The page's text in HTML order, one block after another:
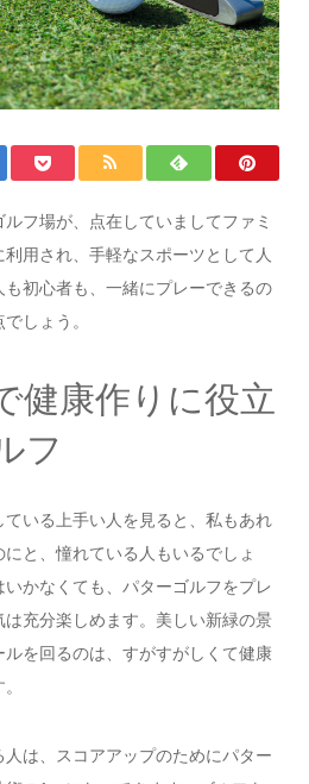
フ場が、点在していましてファミ
用され、手軽なスポーツとして人
初心者も、一緒にプレーできるの
しょう。
健康作りに役立
フ
いる上手い人を見ると、私もあれ
と、憧れている人もいるでしょ
かなくても、パターゴルフをプレ
充分楽しめます。美しい新緑の景
を回るのは、すがすがしくて健康
は、スコアアップのためにパター